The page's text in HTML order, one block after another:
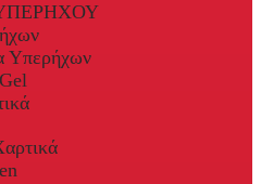
Υπερήχων